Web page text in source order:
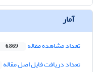
آمار
تعداد مشاهده مقاله 6,869
تعداد دریافت فایل اصل مقاله